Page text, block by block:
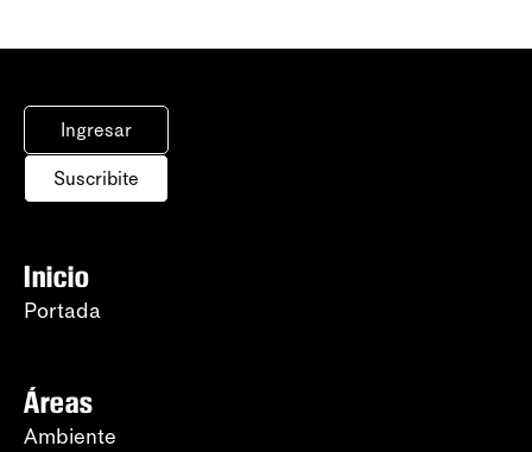
Ingresar
Suscribite
Inicio
Portada
Áreas
Ambiente